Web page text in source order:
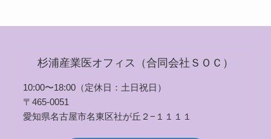
杉浦産業医オフィス（合同会社ＳＯＣ）
10:00〜18:00（定休日：土日祝日）
〒465-0051
愛知県名古屋市名東区社が丘２−１１１１